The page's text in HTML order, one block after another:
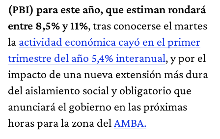
(PBI) para este año, que estiman rondará
entre 8,5% y 11%, tras conocerse el martes
la actividad económica cayó en el primer
trimestre del año 5,4% interanual, y por el
impacto de una nueva extensión más dura
del aislamiento social y obligatorio que
anunciará el gobierno en las próximas
horas para la zona del AMBA.